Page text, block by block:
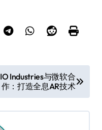
IO Industries与微软合
作：打造全息AR技术